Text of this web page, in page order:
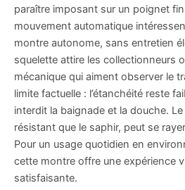
paraître imposant sur un poignet
mouvement automatique
montre autonome, sans entretien
squelette attire les collectionneurs
mécanique qui aiment observer le
limite factuelle : l’étanchéité reste
interdit la baignade et la douche.
résistant que le saphir, peut se
Pour un usage quotidien en
cette montre offre une expérience
satisfaisante.